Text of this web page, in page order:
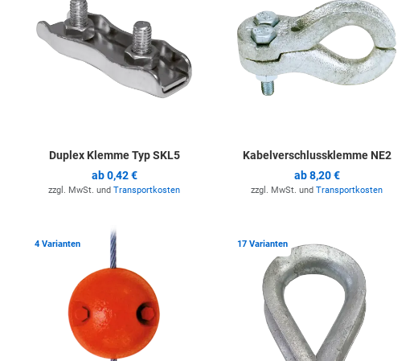
Duplex Klemme Typ SKL5
ab0,42 €
zzgl. MwSt. und Transportkosten
Kabelverschlussklemme NE2
ab8,20 €
zzgl. MwSt. und Transportkosten
Zur Merkliste hinzufügen
4 Varianten Zur Merkliste hinzufügen
17 Varianten